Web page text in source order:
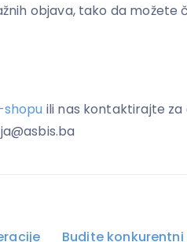
objava, tako da možete
shopu ili nas kontaktirajte
Budite